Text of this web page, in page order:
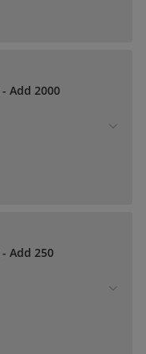
- Add 2000
- Add 250